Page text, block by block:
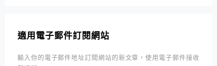
適用電子郵件訂閱網站
輸入你的電子郵件地址訂閱網站的新文章，使用電子郵件接收